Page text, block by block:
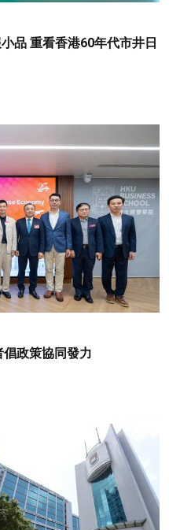
品 重看香港60年代市井日
政策協同發力